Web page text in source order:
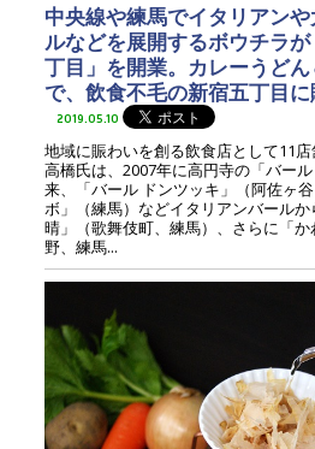
中央線や練馬でイタリアン
ルなどを展開するボウチラ
丁目」を開業。カレーうど
で、飲食不毛の新宿五丁目
2019.05.10
地域に賑わいを創る飲食店として11
高橋氏は、2007年に高円寺の「バー
来、「バール ドンツッキ」（阿佐ヶ
ボ」（練馬）などイタリアンバール
晴」（歌舞伎町、練馬）、さらに「
野、練馬...